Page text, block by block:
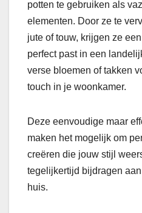
potten te gebruiken als
elementen. Door ze te
jute of touw, krijgen ze
perfect past in een
verse bloemen of takken
touch in je woonkamer.
Deze eenvoudige maar
maken het mogelijk om
creëren die jouw stijl
tegelijkertijd bijdragen
huis.